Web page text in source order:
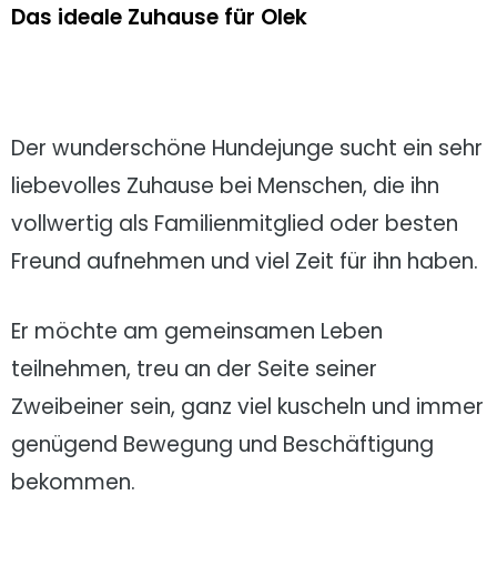
Das ideale Zuhause für Olek
Der wunderschöne Hundejunge sucht ein sehr
liebevolles Zuhause bei Menschen, die ihn
vollwertig als Familienmitglied oder besten
Freund aufnehmen und viel Zeit für ihn haben.
Er möchte am gemeinsamen Leben
teilnehmen, treu an der Seite seiner
Zweibeiner sein, ganz viel kuscheln und immer
genügend Bewegung und Beschäftigung
bekommen.